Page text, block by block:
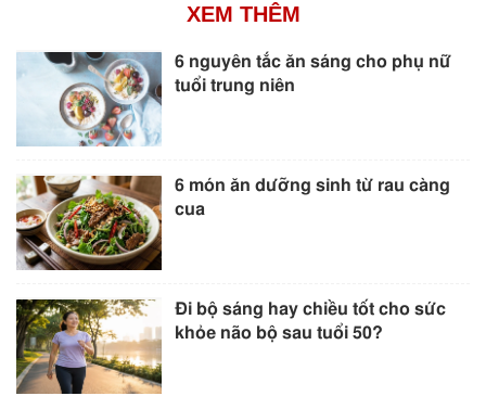
XEM THÊM
6 nguyên tắc ăn sáng cho phụ nữ
tuổi trung niên
6 món ăn dưỡng sinh từ rau càng
cua
Đi bộ sáng hay chiều tốt cho sức
khỏe não bộ sau tuổi 50?